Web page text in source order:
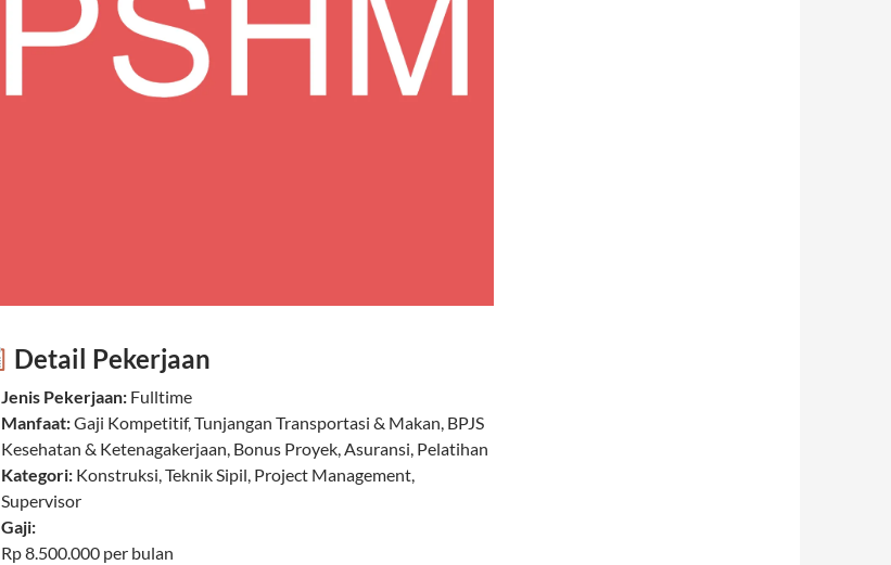
Detail Pekerjaan
Jenis Pekerjaan: Fulltime
Manfaat:Gaji Kompetitif, Tunjangan Transportasi & Makan, BPJS
Kesehatan & Ketenagakerjaan, Bonus Proyek, Asuransi, Pelatihan
Kategori: Konstruksi, Teknik Sipil, Project Management,
Supervisor
Gaji:
Rp 8.500.000 per bulan